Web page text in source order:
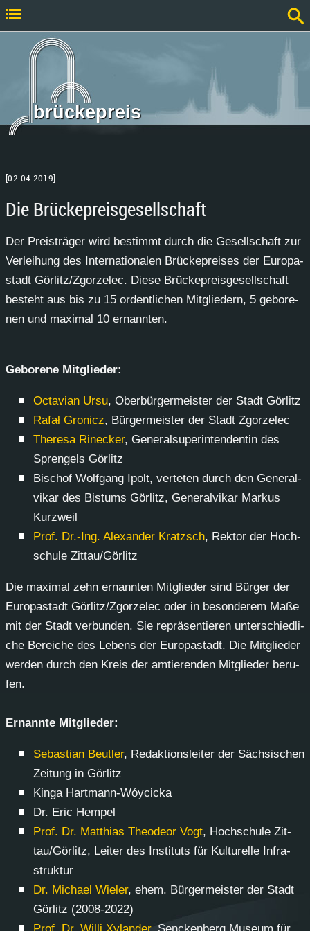
brückepreis
[02.04.2019]
Die Brückepreisgesellschaft
Der Preis­trä­ger wird be­stimmt durch die Ge­sell­schaft zur
Ver­lei­hung des In­ter­na­tio­na­len Brü­cke­prei­ses der Eu­ro­pa­
stadt Gör­litz/Zgor­zelec. Die­se Brü­cke­preis­ge­sell­schaft
be­steht aus bis zu 15 or­dent­li­chen Mit­glie­dern, 5 ge­bo­re­
nen und ma­xi­mal 10 er­nann­ten.
Ge­bo­re­ne Mit­glie­der:
Oc­ta­vi­an Ur­su, Ober­bür­ger­meis­ter der Stadt Gör­litz
Ra­fał Gro­nicz, Bür­ger­meis­ter der Stadt Zgor­zelec
The­re­sa Ri­ne­cker, Ge­ne­ral­su­per­in­ten­den­tin des
Spren­gels Gör­litz
Bi­schof Wolf­gang Ipolt, ver­te­ten durch den Ge­ne­ral­
vi­kar des Bis­tums Gör­litz, Ge­ne­ral­vi­kar Mar­kus
Kurz­weil
Prof. Dr.-Ing. Alex­an­der Kratzsch, Rek­tor der Hoch­
schu­le Zit­tau/Gör­litz
Die ma­xi­mal zehn er­nann­ten Mit­glie­der sind Bür­ger der
Eu­ro­pa­stadt Gör­litz/Zgor­zelec oder in be­son­de­rem Ma­ße
mit der Stadt ver­bun­den. Sie re­prä­sen­tie­ren un­ter­schied­li­
che Be­rei­che des Le­bens der Eu­ro­pa­stadt. Die Mit­glie­der
wer­den durch den Kreis der am­tie­ren­den Mit­glie­der be­ru­
fen.
Er­nann­te Mit­glie­der:
Se­bas­ti­an Beut­ler, Re­dak­ti­ons­lei­ter der Säch­si­schen
Zei­tung in Gör­litz
Kin­ga Hart­mann-Wóyci­cka
Dr. Eric Hem­pel
Prof. Dr. Mat­thi­as Theo­de­or Vogt, Hoch­schu­le Zit­
tau/Gör­litz, Lei­ter des In­sti­tuts für Kul­tu­rel­le In­fra­
struk­tur
Dr. Mi­cha­el Wie­ler, ehem. Bür­ger­meis­ter der Stadt
Gör­litz (2008-2022)